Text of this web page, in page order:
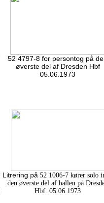
52 4797-8 for persontog på
øverste del af Dresden Hbf
05.06.1973
Litrering på 52 1006-7 kører solo
den øverste del af hallen på
Hbf. 05.06.1973